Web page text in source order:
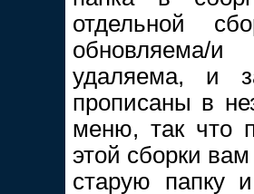
отдельной
удаляема, и
прописаны в
меню, так что
этой сборки
старую папку